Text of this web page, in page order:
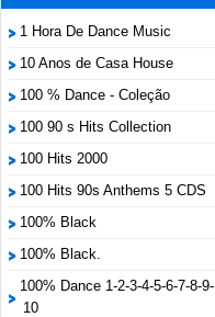
1 Hora De Dance Music
10 Anos de Casa House
100 % Dance - Coleção
100 90 s Hits Collection
100 Hits 2000
100 Hits 90s Anthems 5 CDS
100% Black
100% Black.
100% Dance 1-2-3-4-5-6-7-8-9-
10